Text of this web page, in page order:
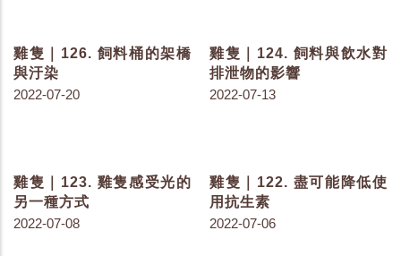
構
2023-06-08
哪些？
2023-06-06
來？
2023-06-02
雞色素呢？
2023-05-30